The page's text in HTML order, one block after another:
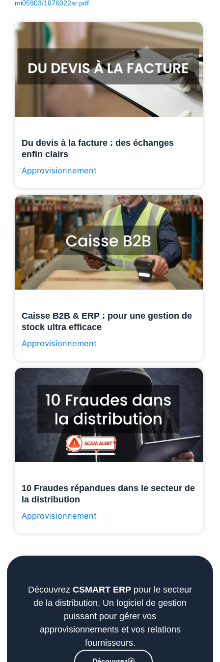
mi05903/1076022ar.pdf
Du devis à la facture : des échanges
enfin clairs
Approvisionnement
Caisse B2B & ERP : pour une gestion de
stock ultra efficace
Approvisionnement
10 Fraudes répandues dans le secteur de
la distribution
Approvisionnement
Découvrez CSMART ERP pour le secteur
de la distribution. Un logiciel de gestion
puissant pour gérer vos
approvisionnements et vos relations
fournisseurs.